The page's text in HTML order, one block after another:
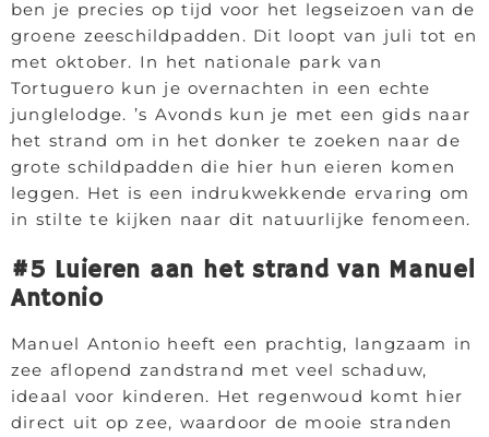
ben je precies op tijd voor het legseizoen van de
groene zeeschildpadden. Dit loopt van juli tot en
met oktober. In het nationale park van
Tortuguero kun je overnachten in een echte
junglelodge. ’s Avonds kun je met een gids naar
het strand om in het donker te zoeken naar de
grote schildpadden die hier hun eieren komen
leggen. Het is een indrukwekkende ervaring om
in stilte te kijken naar dit natuurlijke fenomeen.
#5 Luieren aan het strand van Manuel
Antonio
Manuel Antonio heeft een prachtig, langzaam in
zee aflopend zandstrand met veel schaduw,
ideaal voor kinderen. Het regenwoud komt hier
direct uit op zee, waardoor de mooie stranden